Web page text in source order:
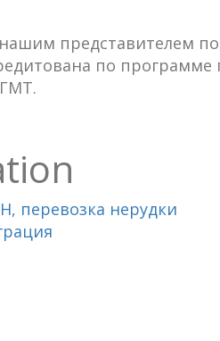
представителем
по
перевозка нерудки